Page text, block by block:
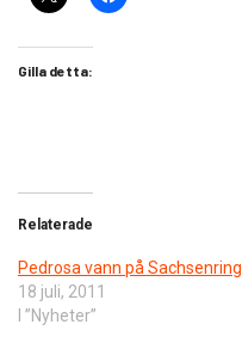
Gilla detta:
Relaterade
Pedrosa vann på Sachsenring
18 juli, 2011
I ”Nyheter”